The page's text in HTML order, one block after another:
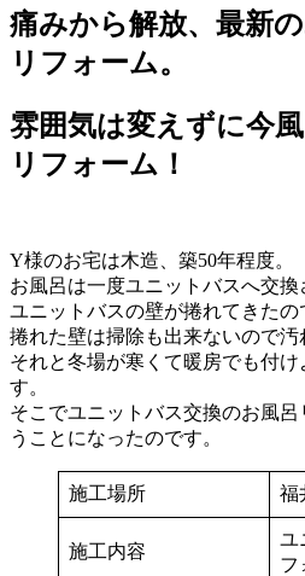
痛みから解放、最新
リフォーム。
雰囲気は変えずに今
リフォーム！
Y様のお宅は木造、築50年程度。
お風呂は一度ユニットバスへ交
ユニットバスの壁が捲れてきたの
捲れた壁は掃除も出来ないので汚
それと冬場が寒くて暖房でも付
す。
そこでユニットバス交換のお風
うことになったのです。
施工場所 福
施工内容
ユ
フ